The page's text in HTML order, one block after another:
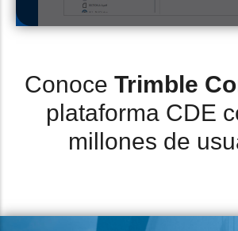
Conoce Trimble
plataforma CDE
millones de